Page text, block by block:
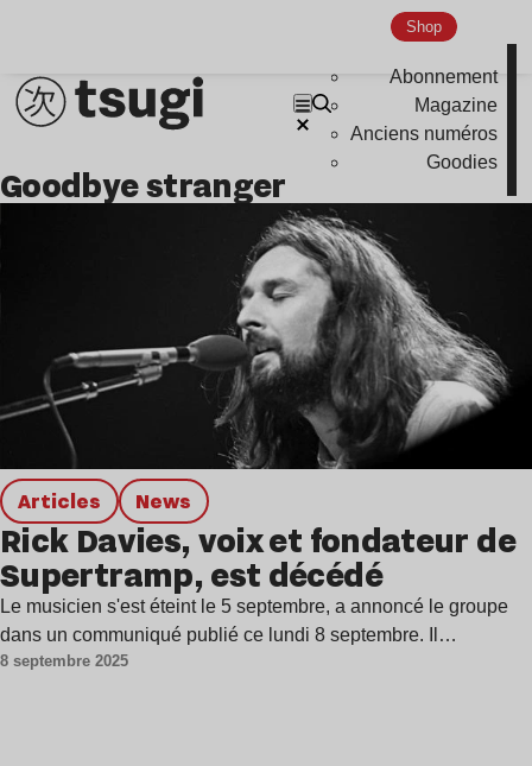
Shop
Abonnement
Magazine
Anciens numéros
Goodies
Nu Jazz
goodbye stranger
Articles news
Rick Davies, voix et fondateur de
Supertramp, est décédé
Le musicien s'est éteint le 5 septembre, a annoncé le groupe
dans un communiqué publié ce lundi 8 septembre. Il…
8 septembre 2025